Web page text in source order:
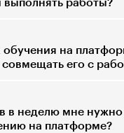
работы?
обучения на
его с
в неделю мне нужно
на платформе?